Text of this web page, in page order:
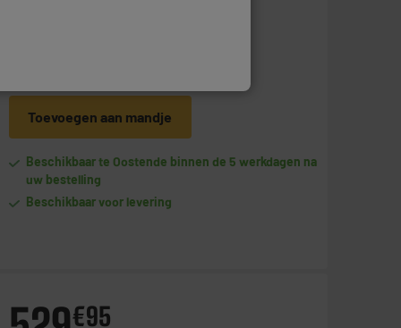
Toevoegen aan mandje
Beschikbaar te Oostende binnen de 5 werkdagen na
uw bestelling
Beschikbaar voor levering
€95